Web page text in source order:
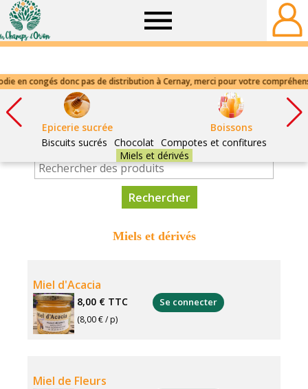
Epicerie sucrée
Boissons
Biscuits sucrés Chocolat Compotes et confitures
Miels et dérivés
Miels et dérivés
Miel d'Acacia
8,00 € TTC
(8,00 € / p)
Se connecter
Miel de Fleurs